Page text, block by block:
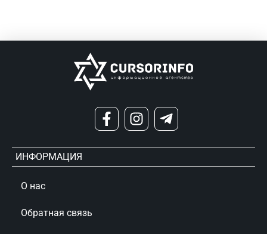
ИНФОРМАЦИЯ
О нас
Обратная связь